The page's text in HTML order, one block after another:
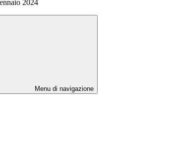
2024
Menu di navigazione